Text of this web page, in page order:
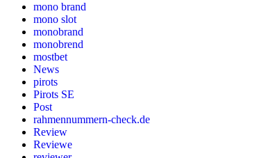
mono brand
mono slot
monobrand
monobrend
mostbet
News
pirots
Pirots SE
Post
rahmennummern-check.de
Review
Reviewe